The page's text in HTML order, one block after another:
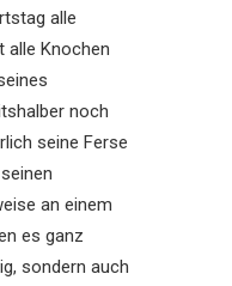
alle
alle Knochen
noch
seine Ferse
an einem
es ganz
sondern auch